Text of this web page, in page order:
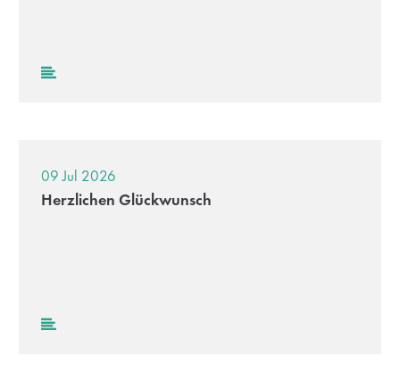
09 Jul 2026
Herzlichen Glückwunsch